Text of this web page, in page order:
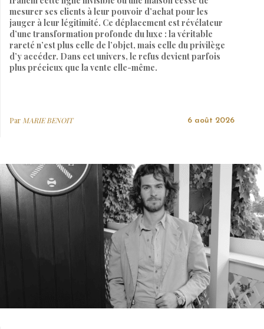
mesurer ses clients à leur pouvoir d’achat pour les
jauger à leur légitimité. Ce déplacement est révélateur
d’une transformation profonde du luxe : la véritable
rareté n’est plus celle de l’objet, mais celle du privilège
d’y accéder. Dans cet univers, le refus devient parfois
plus précieux que la vente elle-même.
ParMARIE BENOIT 6 août 2026